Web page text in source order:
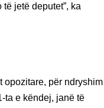
jetë deputet”, ka
opozitare, për ndryshim
ta e këndej, janë të